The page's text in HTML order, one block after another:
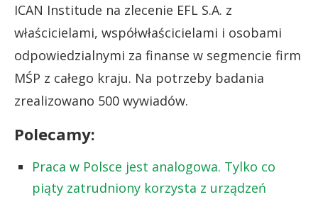
ICAN Institude na zlecenie EFL S.A. z
właścicielami, współwłaścicielami i osobami
odpowiedzialnymi za finanse w segmencie firm
MŚP z całego kraju. Na potrzeby badania
zrealizowano 500 wywiadów.
Polecamy:
Praca w Polsce jest analogowa. Tylko co
piąty zatrudniony korzysta z urządzeń